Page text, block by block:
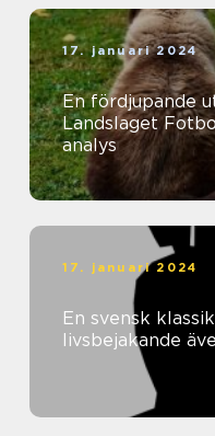
17. januari 2024
En fördjupande
Landslaget
analys
17. januari 2024
En svensk
livsbejakande